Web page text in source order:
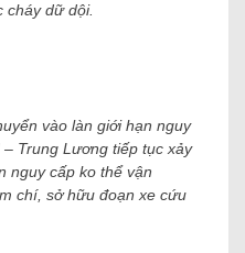
cháy dữ dội.
vào làn giới hạn nguy
Trung Lương tiếp tục xảy
nguy cấp ko thể vận
chí, sở hữu đoạn xe cứu